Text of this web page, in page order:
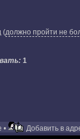
(должно пройти не
1
• Добавить в